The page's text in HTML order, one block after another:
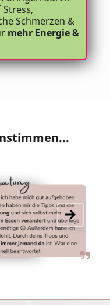
Schmerzen &
mehr Energie &